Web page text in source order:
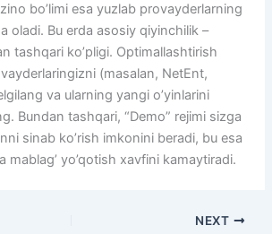
bo’limi esa yuzlab provayderlarning
oladi. Bu erda asosiy qiyinchilik –
tashqari ko’pligi. Optimallashtirish
(masalan, NetEnt,
va ularning yangi o’yinlarini
Bundan tashqari, “Demo” rejimi sizga
sinab ko’rish imkonini beradi, bu esa
mablag’ yo’qotish xavfini kamaytiradi.
NEXT